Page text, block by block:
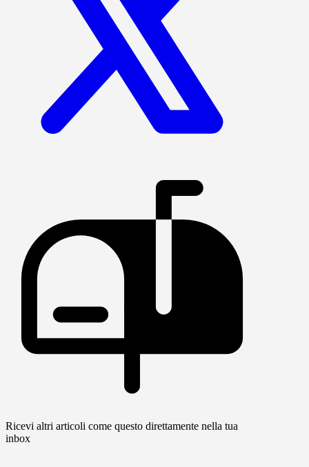
Ricevi altri articoli come questo direttamente nella tua
inbox